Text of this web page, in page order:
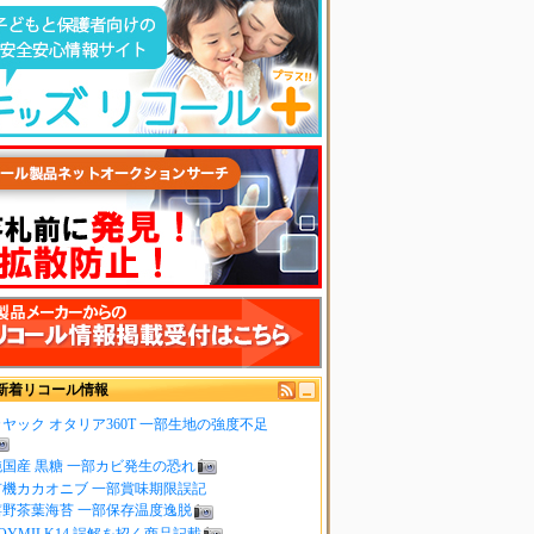
着リコール情報
ック オタリア360T 一部生地の強度不足
産 黒糖 一部カビ発生の恐れ
カカオニブ 一部賞味期限誤記
茶葉海苔 一部保存温度逸脱